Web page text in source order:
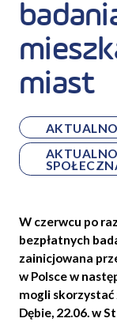
miast
W czerwcu po
bezpłatnych
zainicjowana
w Polsce w
mogli skorzystać
Dębie, 22.06. w